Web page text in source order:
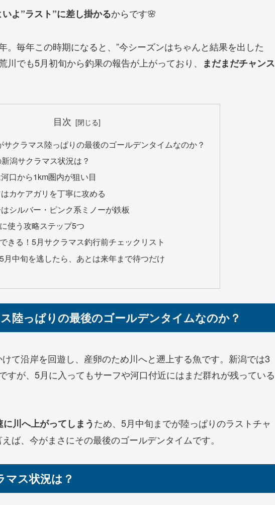
よ”ラスト”に差し掛かるからです🌸
。毎年この時期になると、”今シーズンはちゃんと結果を出した
川でも5月初旬から釣果の報告が上がっており、
まだまだチャンス
目次
サクラマス陸っぱりの最後のゴールデンタイムなのか？
潟サクラマス状況は？
口から1km圏内が狙い目
カケアガリを丁寧に攻める
シルバー・ピンク系ミノーが鉄板
使う攻略ステップ5つ
きる！5月サクラマス釣行前チェックリスト
月中旬を逃したら、あとは来年まで待つだけ
陸っぱりの最後のゴールデンタイムなのか？
て沿岸を回遊し、産卵のため川へと遡上する魚です。新潟では3
すが、5月に入ってもサーフや河口付近にはまだ群れが残っている
川へ上がってしまうため、5月中旬までが陸っぱりのラストチャ
ば、今がまさにその最後のゴールデンタイムです。
マス状況は？